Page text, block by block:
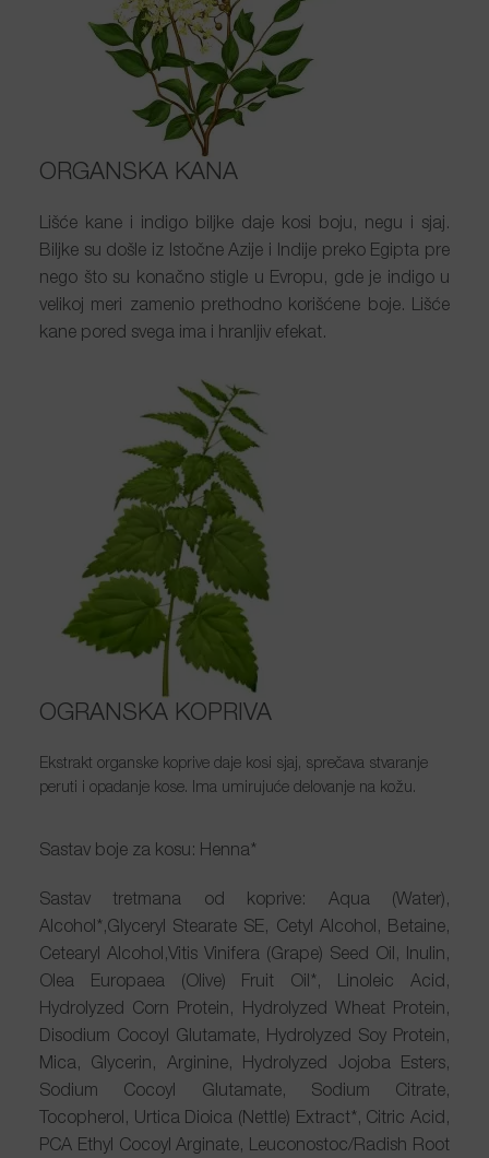
ORGANSKA KANA
Lišće kane i indigo biljke daje kosi boju, negu i sjaj.
Biljke su došle iz Istočne Azije i Indije preko Egipta pre
nego što su konačno stigle u Evropu, gde je indigo u
velikoj meri zamenio prethodno korišćene boje. Lišće
kane pored svega ima i hranljiv efekat.
OGRANSKA KOPRIVA
Ekstrakt organske koprive daje kosi sjaj, sprečava stvaranje
peruti i opadanje kose. Ima umirujuće delovanje na kožu.
Sastav boje za kosu: Henna*
Sastav tretmana od koprive: Aqua (Water),
Alcohol*,Glyceryl Stearate SE, Cetyl Alcohol, Betaine,
Cetearyl Alcohol,Vitis Vinifera (Grape) Seed Oil, Inulin,
Olea Europaea (Olive) Fruit Oil*, Linoleic Acid,
Hydrolyzed Corn Protein, Hydrolyzed Wheat Protein,
Disodium Cocoyl Glutamate, Hydrolyzed Soy Protein,
Mica, Glycerin, Arginine, Hydrolyzed Jojoba Esters,
Sodium Cocoyl Glutamate, Sodium Citrate,
Tocopherol, Urtica Dioica (Nettle) Extract*, Citric Acid,
PCA Ethyl Cocoyl Arginate, Leuconostoc/Radish Root